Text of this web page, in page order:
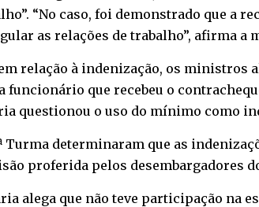
“No caso, foi demonstrado que a
as relações de trabalho”, afirma a
relação à indenização, os ministros
funcionário que recebeu o
questionou o uso do mínimo como
determinaram que as
proferida pelos desembargadores
alega que não teve participação na